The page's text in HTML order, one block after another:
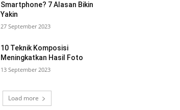
Smartphone? 7 Alasan Bikin
Yakin
27 September 2023
10 Teknik Komposisi
Meningkatkan Hasil Foto
13 September 2023
Load more